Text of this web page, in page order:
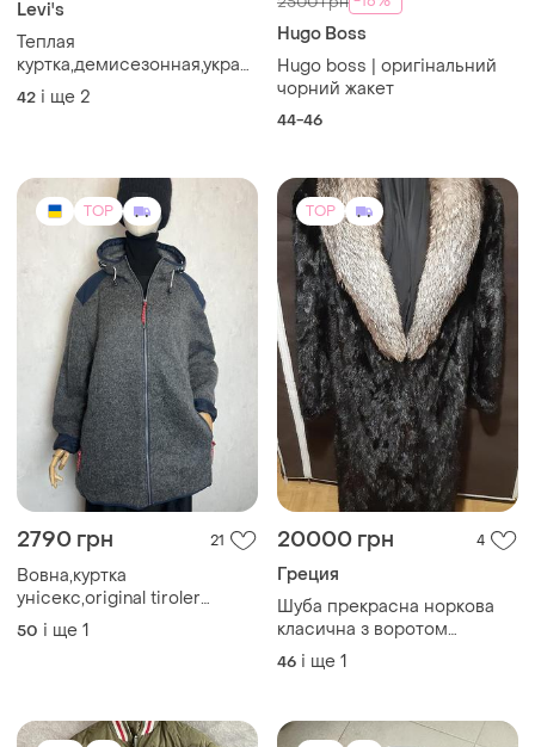
Levi's
Теплая
куртка,демисезонная,украшена
авторской вишивкой и
аппликацией ручной
42 і ще 2
Hugo Boss
Hugo boss | оригінальний
чорний жакет
44-46
TOP
2790 грн 21
Вовна,куртка
унісекс,original tiroler
loden,преміум бренд
50 і ще 1
TOP
20000 грн 4
Греция
Шуба прекрасна норкова
класична з воротом
голубою чорнобуркою
46 і ще 1